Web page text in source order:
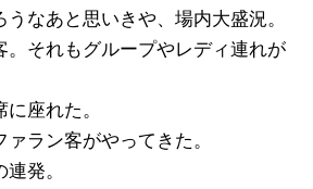
なあと思いきや、場内大盛況。
。それもグループやレディ連れが
座れた。
ラン客がやってきた。
発。